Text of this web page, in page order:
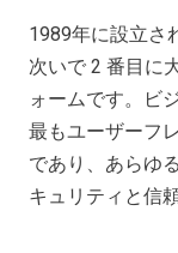
1989年に設立さ
次いで 2 番目に
ォームです。ビ
最もユーザーフ
であり、あらゆ
キュリティと信